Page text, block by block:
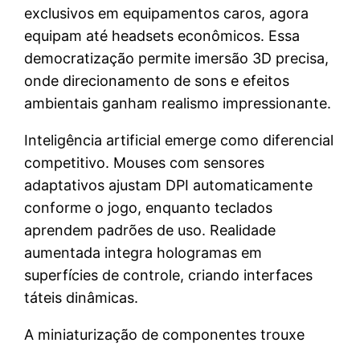
exclusivos em equipamentos caros, agora
equipam até headsets econômicos. Essa
democratização permite imersão 3D precisa,
onde direcionamento de sons e efeitos
ambientais ganham realismo impressionante.
Inteligência artificial emerge como diferencial
competitivo. Mouses com sensores
adaptativos ajustam DPI automaticamente
conforme o jogo, enquanto teclados
aprendem padrões de uso. Realidade
aumentada integra hologramas em
superfícies de controle, criando interfaces
táteis dinâmicas.
A miniaturização de componentes trouxe